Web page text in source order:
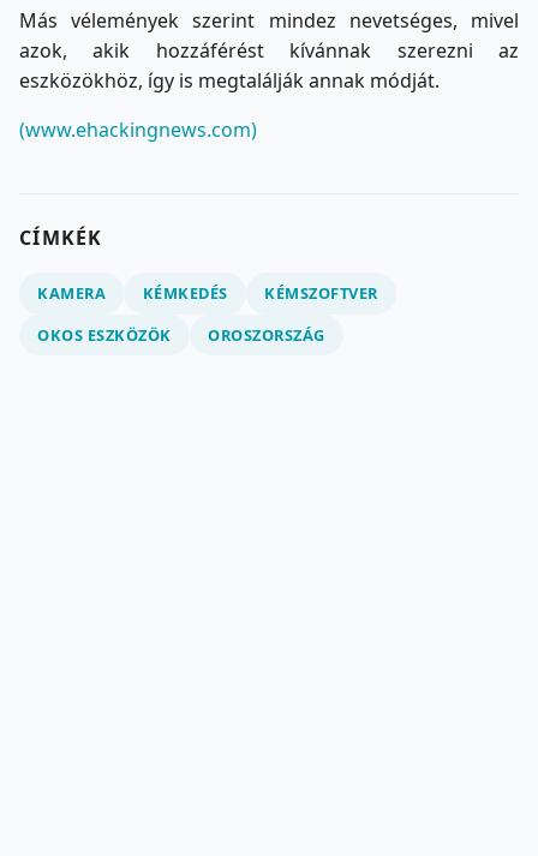
Más vélemények szerint mindez nevetséges, mivel
azok, akik hozzáférést kívánnak szerezni az
eszközökhöz, így is megtalálják annak módját.
(www.ehackingnews.com)
CÍMKÉK
KAMERA KÉMKEDÉS
KÉMSZOFTVER
OKOS ESZKÖZÖK
OROSZORSZÁG